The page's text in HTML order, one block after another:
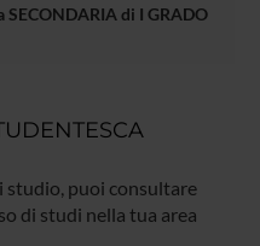
di I GRADO
studio, puoi consultare
di studi nella tua area